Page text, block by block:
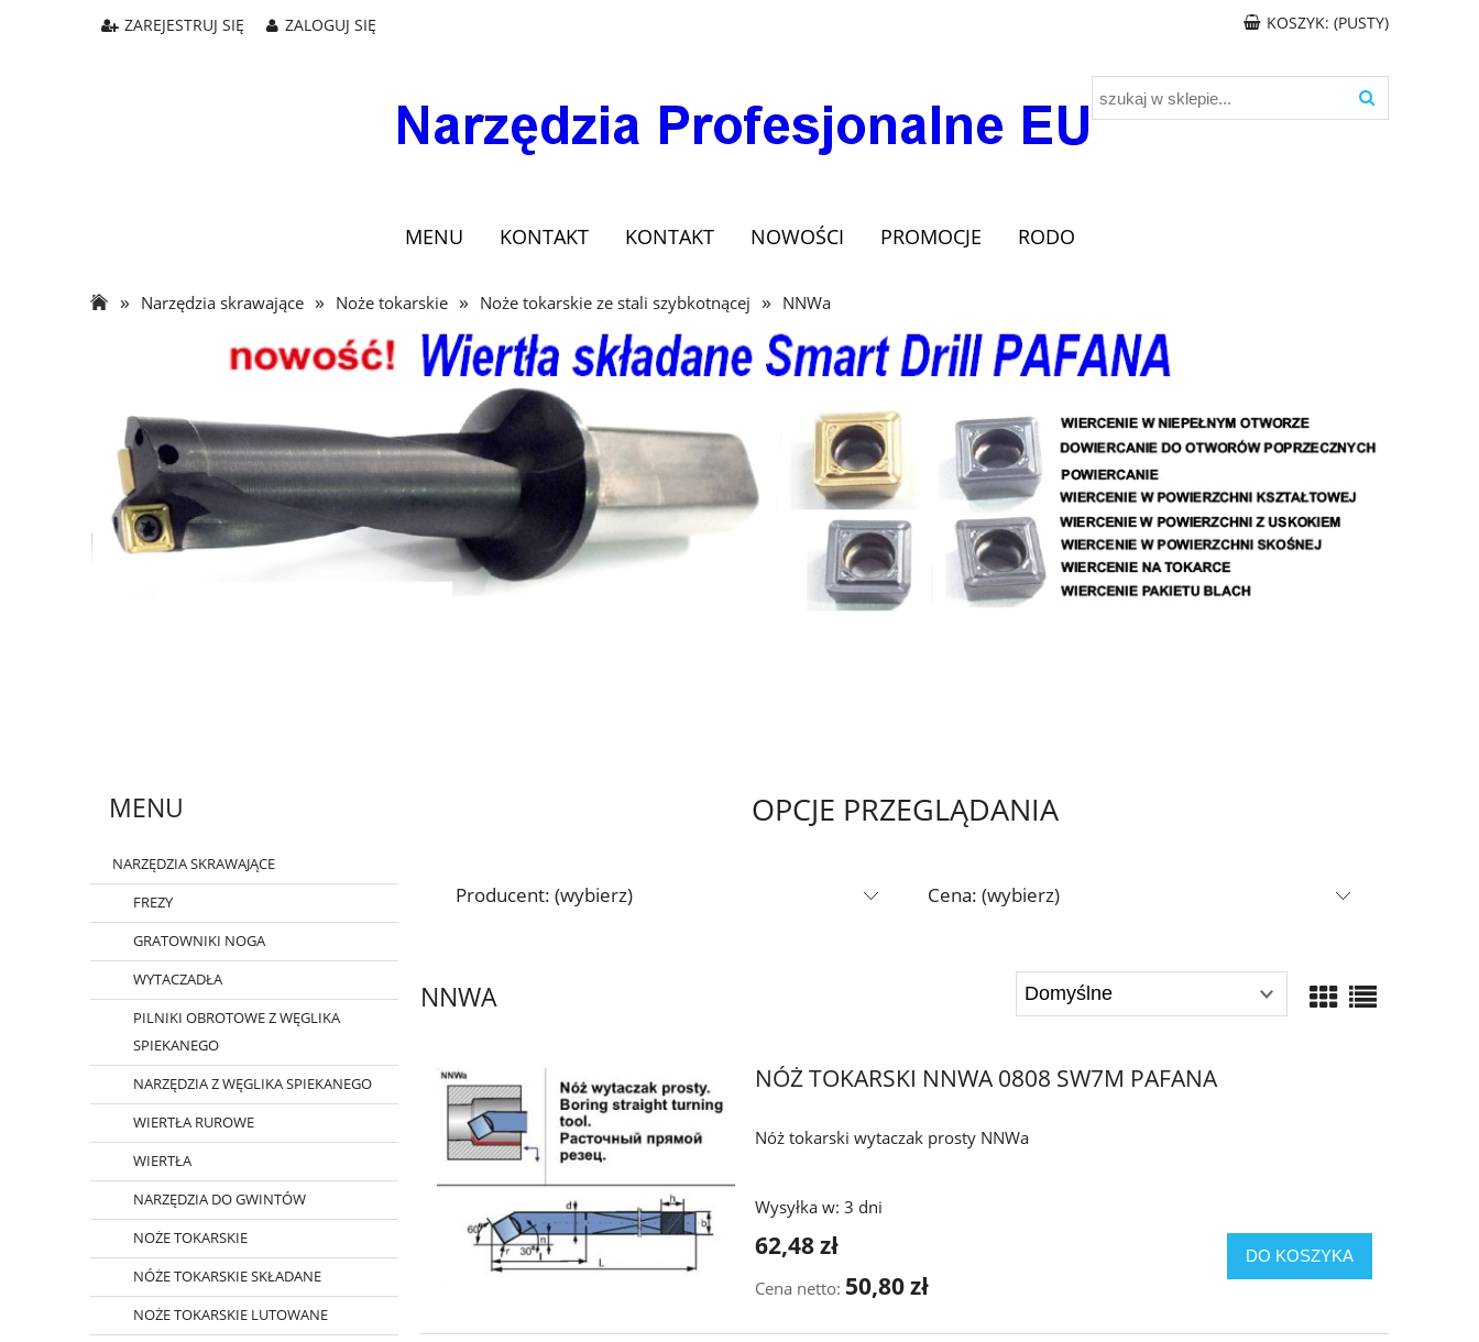
ZAREJESTRUJ SIĘ ZALOGUJ SIĘ KOSZYK: (PUSTY)
MENU KONTAKT KONTAKT NOWOŚCI PROMOCJE RODO
» Narzędzia skrawające » Noże tokarskie » Noże tokarskie ze stali szybkotnącej » NNWa
MENU
NARZĘDZIA SKRAWAJĄCE
FREZY
GRATOWNIKI NOGA
WYTACZADŁA
PILNIKI OBROTOWE Z WĘGLIKA
SPIEKANEGO
NARZĘDZIA Z WĘGLIKA SPIEKANEGO
WIERTŁA RUROWE
WIERTŁA
NARZĘDZIA DO GWINTÓW
NOŻE TOKARSKIE
NÓŻE TOKARSKIE SKŁADANE
NOŻE TOKARSKIE LUTOWANE
OPCJE PRZEGLĄDANIA
Producent: (wybierz) Cena: (wybierz)
NNWA
NÓŻ TOKARSKI NNWA 0808 SW7M PAFANA
Nóż tokarski wytaczak prosty NNWa
Wysyłka w: 3 dni
62,48 zł
Cena netto: 50,80 zł
DO KOSZYKA